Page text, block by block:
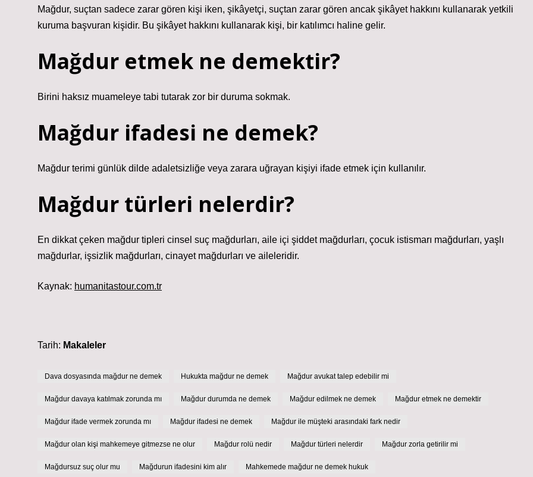
Mağdur, suçtan sadece zarar gören kişi iken, şikâyetçi, suçtan zarar gören ancak şikâyet hakkını kullanarak yetkili
kuruma başvuran kişidir. Bu şikâyet hakkını kullanarak kişi, bir katılımcı haline gelir.
Mağdur etmek ne demektir?
Birini haksız muameleye tabi tutarak zor bir duruma sokmak.
Mağdur ifadesi ne demek?
Mağdur terimi günlük dilde adaletsizliğe veya zarara uğrayan kişiyi ifade etmek için kullanılır.
Mağdur türleri nelerdir?
En dikkat çeken mağdur tipleri cinsel suç mağdurları, aile içi şiddet mağdurları, çocuk istismarı mağdurları, yaşlı
mağdurlar, işsizlik mağdurları, cinayet mağdurları ve aileleridir.
Kaynak: humanitastour.com.tr
Tarih: Makaleler
Dava dosyasında mağdur ne demek Hukukta mağdur ne demek Mağdur avukat talep edebilir mi
Mağdur davaya katılmak zorunda mı Mağdur durumda ne demek Mağdur edilmek ne demek Mağdur etmek ne demektir
Mağdur ifade vermek zorunda mı Mağdur ifadesi ne demek Mağdur ile müşteki arasındaki fark nedir
Mağdur olan kişi mahkemeye gitmezse ne olur Mağdur rolü nedir Mağdur türleri nelerdir Mağdur zorla getirilir mi
Mağdursuz suç olur mu Mağdurun ifadesini kim alır Mahkemede mağdur ne demek hukuk